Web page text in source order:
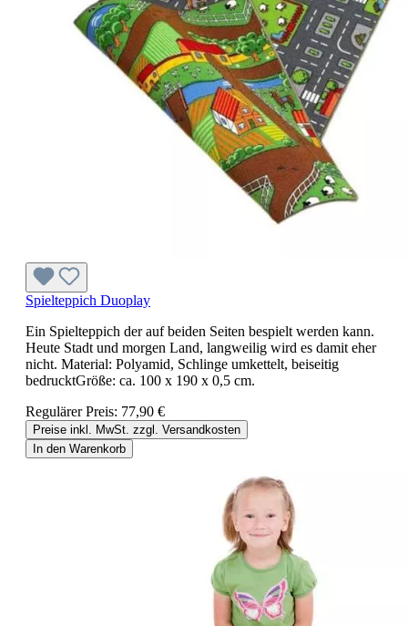
Spielteppich Duoplay
Ein Spielteppich der auf beiden Seiten bespielt werden kann.
Heute Stadt und morgen Land, langweilig wird es damit eher
nicht. Material: Polyamid, Schlinge umkettelt, beiseitig
bedrucktGröße: ca. 100 x 190 x 0,5 cm.
Regulärer Preis: 77,90 €
Preise inkl. MwSt. zzgl. Versandkosten
In den Warenkorb